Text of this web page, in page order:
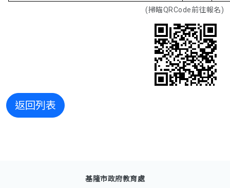
(掃瞄QRCode前往報名)
返回列表
基隆市政府教育處